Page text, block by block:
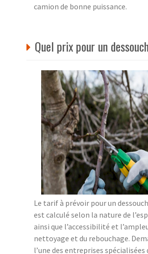
camion de bonne puissance.
Quel prix pour un
Le tarif à prévoir pour un
est calculé selon la nature de
ainsi que l’accessibilité et
nettoyage et du rebouchage.
l’une des entreprises spécialisées